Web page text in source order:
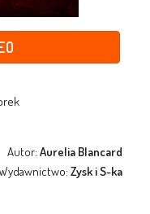
Autor:Aurelia Blancard
Zysk i S-ka